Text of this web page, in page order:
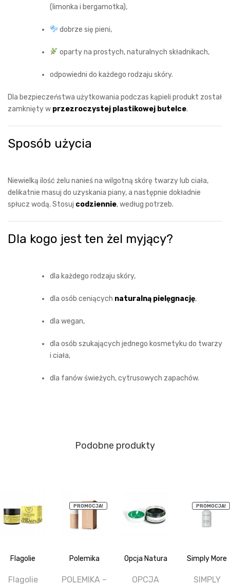
(limonka i bergamotka),
dobrze się pieni,
oparty na prostych, naturalnych składnikach,
odpowiedni do każdego rodzaju skóry.
Dla bezpieczeństwa użytkowania podczas kąpieli produkt został
zamknięty w przezroczystej plastikowej butelce.
Sposób użycia
Niewielką ilość żelu nanieś na wilgotną skórę twarzy lub ciała,
delikatnie masuj do uzyskania piany, a następnie dokładnie
spłucz wodą. Stosuj codziennie, według potrzeb.
Dla kogo jest ten żel myjący?
dla każdego rodzaju skóry,
dla osób ceniących naturalną pielęgnację,
dla wegan,
dla osób szukających jednego kosmetyku do twarzy
i ciała,
dla fanów świeżych, cytrusowych zapachów.
Podobne produkty
Flagolie
Flagolie
PROMOCJA!
Polemika
POLEMIKA –
Opcja Natura
OPCJA
PROMOCJA!
Simply More
SIMPLY